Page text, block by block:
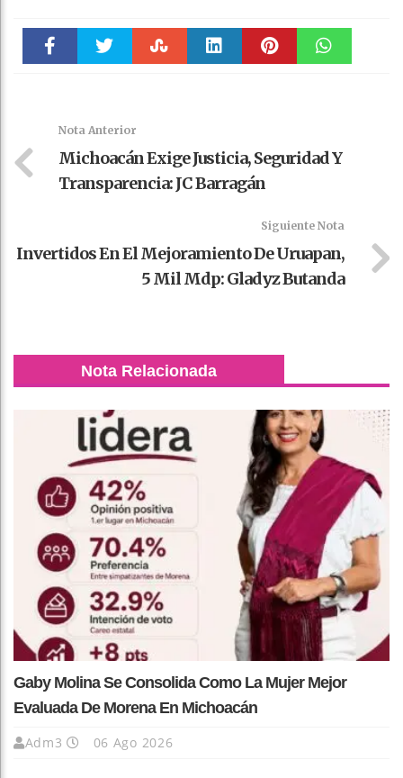
Nota Anterior
Michoacán Exige Justicia, Seguridad Y
Transparencia: JC Barragán
Siguiente Nota
Invertidos En El Mejoramiento De Uruapan,
5 Mil Mdp: Gladyz Butanda
Nota Relacionada
Gaby Molina Se Consolida Como La Mujer Mejor
Evaluada De Morena En Michoacán
Adm3 06 Ago 2026